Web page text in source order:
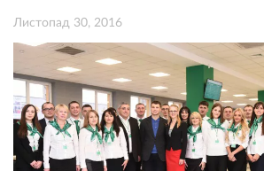
Листопад 30, 2016